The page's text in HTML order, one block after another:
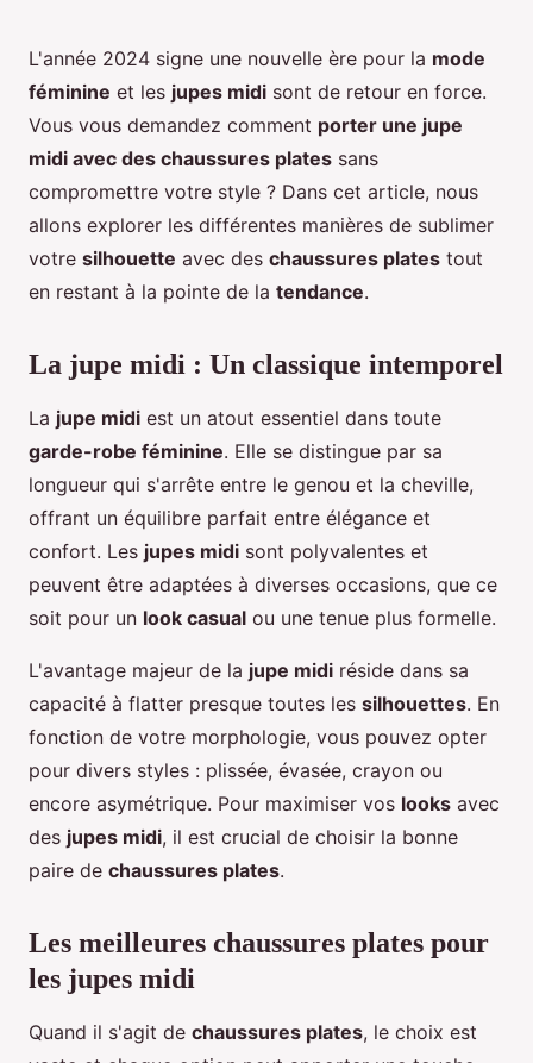
L'année 2024 signe une nouvelle ère pour la mode
féminine et les jupes midi sont de retour en force.
Vous vous demandez comment porter une jupe
midi avec des chaussures plates sans
compromettre votre style ? Dans cet article, nous
allons explorer les différentes manières de sublimer
votre silhouette avec des chaussures plates tout
en restant à la pointe de la tendance.
La jupe midi : Un classique intemporel
La jupe midi est un atout essentiel dans toute
garde-robe féminine. Elle se distingue par sa
longueur qui s'arrête entre le genou et la cheville,
offrant un équilibre parfait entre élégance et
confort. Les jupes midi sont polyvalentes et
peuvent être adaptées à diverses occasions, que ce
soit pour un look casual ou une tenue plus formelle.
L'avantage majeur de la jupe midi réside dans sa
capacité à flatter presque toutes les silhouettes. En
fonction de votre morphologie, vous pouvez opter
pour divers styles : plissée, évasée, crayon ou
encore asymétrique. Pour maximiser vos looks avec
des jupes midi, il est crucial de choisir la bonne
paire de chaussures plates.
Les meilleures chaussures plates pour
les jupes midi
Quand il s'agit de chaussures plates, le choix est